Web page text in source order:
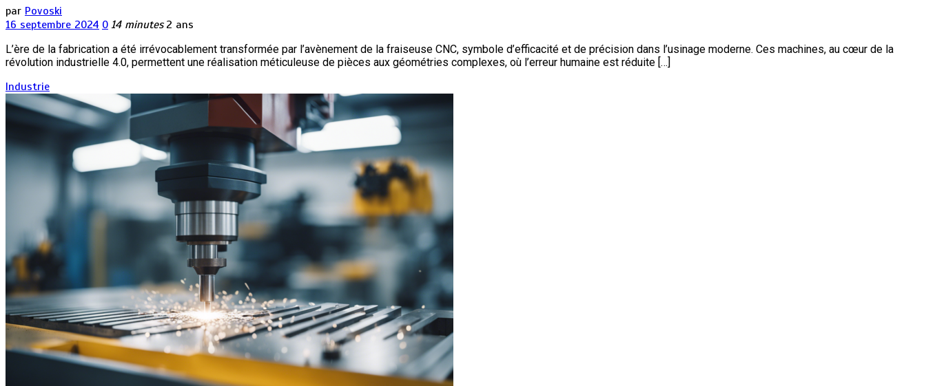
par Povoski
16 septembre 2024 0 14 minutes 2 ans
L’ère de la fabrication a été irrévocablement transformée par l’avènement de la fraiseuse CNC, symbole d’efficacité et de précision dans l’usinage moderne. Ces machines, au cœur de la
révolution industrielle 4.0, permettent une réalisation méticuleuse de pièces aux géométries complexes, où l’erreur humaine est réduite […]
Industrie